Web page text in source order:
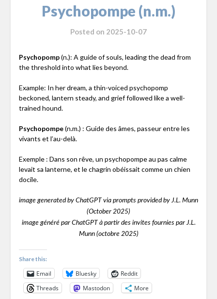
Psychopompe (n.m.)
Posted on 2025-10-07
Psychopomp(n.): A guide of souls, leading the dead from
the threshold into what lies beyond.
Example: In her dream, a thin-voiced psychopomp
beckoned, lantern steady, and grief followed like a well-
trained hound.
Psychopompe(n.m.) : Guide des âmes, passeur entre les
vivants et l’au-delà.
Exemple : Dans son rêve, un psychopompe au pas calme
levait sa lanterne, et le chagrin obéissait comme un chien
docile.
image generated by ChatGPT via prompts provided by J.L. Munn
(October 2025)
image généré par ChatGPT à partir des invites fournies par J.L.
Munn (octobre 2025)
Share this:
Email Bluesky
Reddit
Threads
Mastodon More